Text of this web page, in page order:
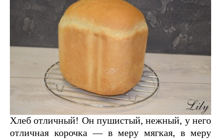
Хлеб отличный! Он пушистый, нежный, у него
отличная корочка — в меру мягкая, в меру